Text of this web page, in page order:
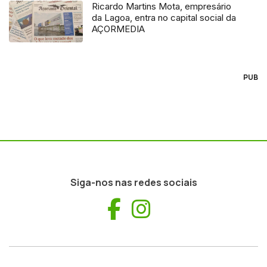
Ricardo Martins Mota, empresário
da Lagoa, entra no capital social da
AÇORMEDIA
PUB
Siga-nos nas redes sociais
Facebook